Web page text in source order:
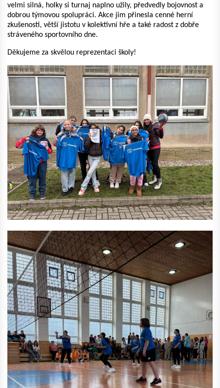
velmi silná, holky si turnaj naplno užily, předvedly bojovnost a
dobrou týmovou spolupráci. Akce jim přinesla cenné herní
zkušenosti, větší jistotu v kolektivní hře a také radost z dobře
stráveného sportovního dne.
Děkujeme za skvělou reprezentaci školy!